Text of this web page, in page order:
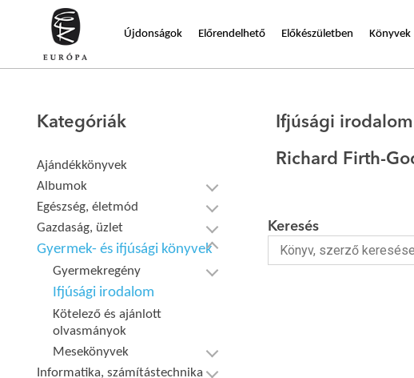
Újdonságok Előrendelhető Előkészületben Könyvek
Kategóriák
Ajándékkönyvek
Albumok
Egészség, életmód
Gazdaság, üzlet
Gyermek- és ifjúsági könyvek
Gyermekregény
Ifjúsági irodalom
Kötelező és ajánlott
olvasmányok
Mesekönyvek
Informatika, számítástechnika
Ifjúsági irodalom
Richard Firth-
Keresés